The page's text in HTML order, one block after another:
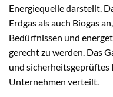
Energiequelle darstellt.
Erdgas als auch Biogas
Bedürfnissen und
gerecht zu werden. Das
und sicherheitsgeprüftes
Unternehmen verteilt.